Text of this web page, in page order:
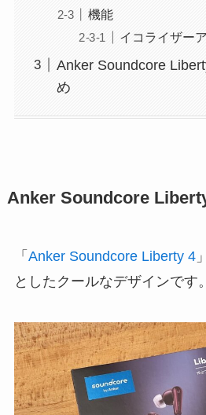
機能
イコライザー
Anker Soundcore
め
Anker Soundcore
「 Anker Soundcore Liberty 4
としたクールなデザインです。